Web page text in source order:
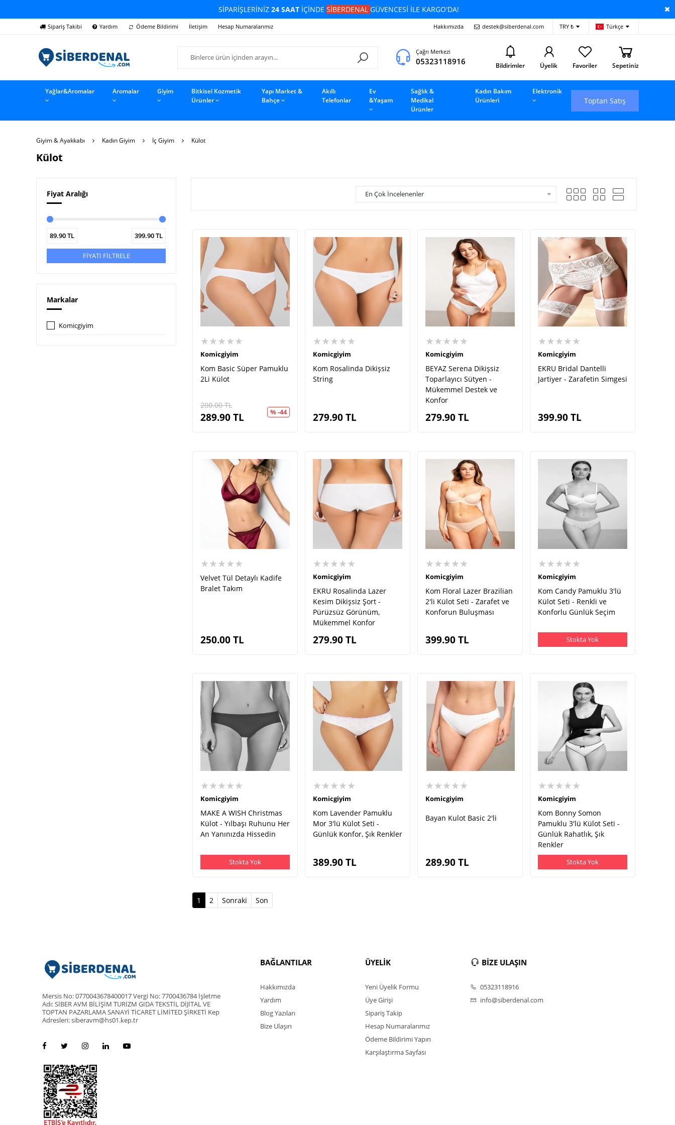
SİPARİŞLERİNİZ 24 SAATİÇİNDE SİBERDENAL GÜVENCESİ İLE KARGO'DA!
Sipariş Takibi Yardım Ödeme Bildirimi İletişim Hesap Numaralarımız Hakkımızda destek@siberdenal.com TRY ₺ Türkçe
Çağrı Merkezi
05323118916 Bildirimler Üyelik Favoriler Sepetiniz
Yağlar&Aromalar Aromalar Giyim
Bitkisel Kozmetik
Ürünler
Yapı Market &
Bahçe
Akıllı
Telefonlar
Ev
&Yaşam
Sağlık &
Medikal
Ürünler
Kadın Bakım
Ürünleri
Elektronik
Toptan Satış
Giyim & Ayakkabı Kadın Giyim İç Giyim Külot
Külot
Fiyat Aralığı
89.90TL 399.90TL
FİYATI FİLTRELE
Markalar
Komicgiyim
En Çok İncelenenler
★★★★★
Komicgiyim
Kom Basic Süper Pamuklu
2Li Külot
200.00TL
289.90TL % -44
★★★★★
Komicgiyim
Kom Rosalinda Dikişsiz
String
279.90TL
★★★★★
Komicgiyim
BEYAZ Serena Dikişsiz
Toparlayıcı Sütyen -
Mükemmel Destek ve
Konfor
279.90TL
★★★★★
Komicgiyim
EKRU Bridal Dantelli
Jartiyer - Zarafetin Simgesi
399.90TL
★★★★★
Velvet Tül Detaylı Kadife
Bralet Takım
250.00TL
★★★★★
Komicgiyim
EKRU Rosalinda Lazer
Kesim Dikişsiz Şort -
Pürüzsüz Görünüm,
Mükemmel Konfor
279.90TL
★★★★★
Komicgiyim
Kom Floral Lazer Brazilian
2'li Külot Seti - Zarafet ve
Konforun Buluşması
399.90TL
★★★★★
Komicgiyim
Kom Candy Pamuklu 3'lü
Külot Seti - Renkli ve
Konforlu Günlük Seçim
Stokta Yok
★★★★★
Komicgiyim
MAKE A WISH Christmas
Külot - Yılbaşı Ruhunu Her
An Yanınızda Hissedin
Stokta Yok
★★★★★
Komicgiyim
Kom Lavender Pamuklu
Mor 3'lü Külot Seti -
Günlük Konfor, Şık Renkler
389.90TL
★★★★★
Komicgiyim
Bayan Kulot Basic 2'li
289.90TL
★★★★★
Komicgiyim
Kom Bonny Somon
Pamuklu 3'lü Külot Seti -
Günlük Rahatlık, Şık
Renkler
Stokta Yok
1 (current)
2 Sonraki Son
Mersis No: 0770043678400017 Vergi No: 7700436784 İşletme
Adı: SİBER AVM BİLİŞİM TURİZM GIDA TEKSTİL DİJİTAL VE
TOPTAN PAZARLAMA SANAYİ TİCARET LİMİTED ŞİRKETİ Kep
Adresleri: siberavm@hs01.kep.tr
BAĞLANTILAR
Hakkımızda
Yardım
Blog Yazıları
Bize Ulaşın
ÜYELİK
Yeni Üyelik Formu
Üye Girişi
Sipariş Takip
Hesap Numaralarımız
Ödeme Bildirimi Yapın
Karşılaştırma Sayfası
BİZE ULAŞIN
05323118916
info@siberdenal.com